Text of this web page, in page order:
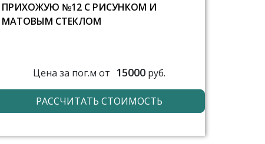
ПРИХОЖУЮ №12 С РИСУНКОМ И
МАТОВЫМ СТЕКЛОМ
Цена за пог.м от 15000руб.
РАССЧИТАТЬ СТОИМОСТЬ